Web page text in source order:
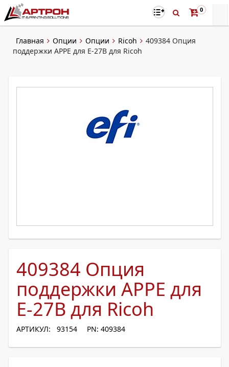
0
Главная Опции Опции Ricoh
409384 Опция
поддержки APPE для E-27B для Ricoh
409384 Опция
поддержки APPE для
E-27B для Ricoh
АРТИКУЛ: 93154 PN: 409384